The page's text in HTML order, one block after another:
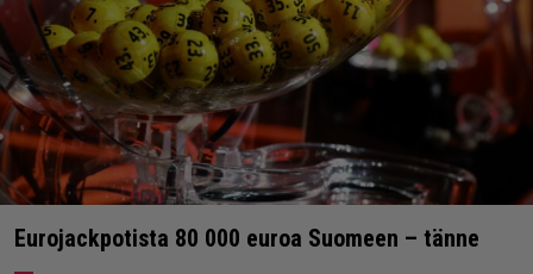
Eurojackpotista 80 000 euroa Suomeen – tänne